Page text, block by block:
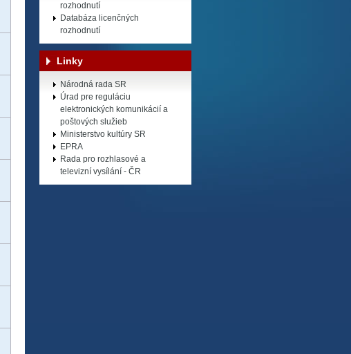
rozhodnutí
Databáza licenčných
rozhodnutí
Linky
Národná rada SR
Úrad pre reguláciu
elektronických komunikácií a
poštových služieb
Ministerstvo kultúry SR
EPRA
Rada pro rozhlasové a
televizní vysílání - ČR